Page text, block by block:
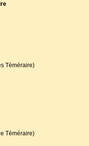
Téméraire)
Téméraire)